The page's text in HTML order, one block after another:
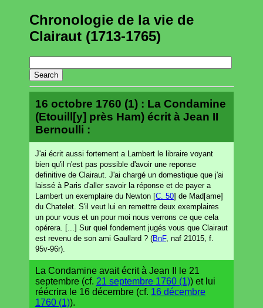
Chronologie de la vie de
Clairaut (1713-1765)
16 octobre 1760 (1) : La Condamine
(Etouill[y] près Ham) écrit à Jean II
Bernoulli :
J'ai écrit aussi fortement a Lambert le libraire voyant
bien qu'il n'est pas possible d'avoir une reponse
definitive de Clairaut. J'ai chargé un domestique que j'ai
laissé à Paris d'aller savoir la réponse et de payer a
Lambert un exemplaire du Newton [C. 50] de Mad[ame]
du Chatelet. S'il veut lui en remettre deux exemplaires
un pour vous et un pour moi nous verrons ce que cela
opérera. [...] Sur quel fondement jugés vous que Clairaut
est revenu de son ami Gaullard ? (BnF, naf 21015, f.
95v-96r).
La Condamine avait écrit à Jean II le 21
septembre (cf. 21 septembre 1760 (1)) et lui
réécrira le 16 décembre (cf. 16 décembre
1760 (1)).